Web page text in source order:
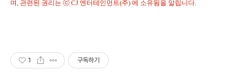
며, 관련된 권리는 ⓒ CJ 엔터테인먼트(주) 에 소유됨을 알립니다.
1 구독하기